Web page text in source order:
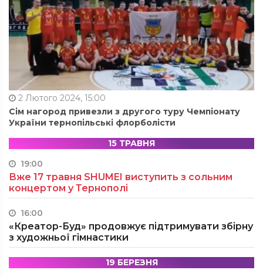
2 Лютого 2024, 15:00
Сім нагород привезли з другого туру Чемпіонату
України тернопільські флорболісти
15 ТРАВНЯ
19:00
Вже 17 травня SHUMEI виступить з сольним
концертом у Тернополі
16:00
«Креатор-Буд» продовжує підтримувати збірну
з художньої гімнастики
19 БЕРЕЗНЯ